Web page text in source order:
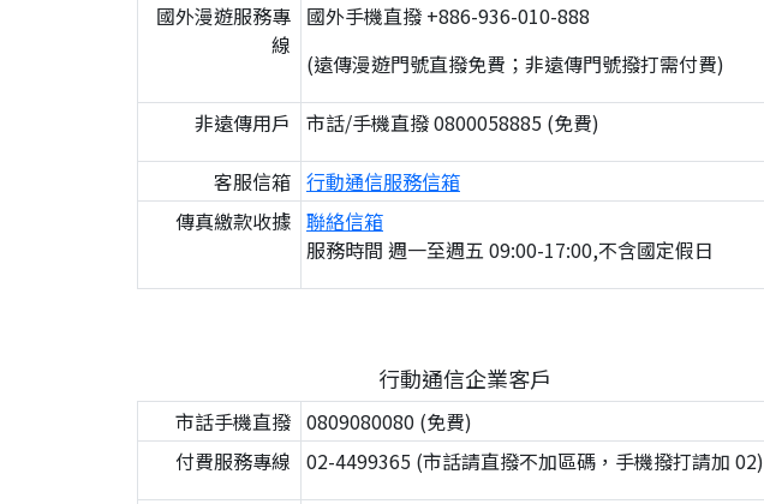
國外漫遊服務專
線
國外手機直撥 +886-936-010-888
(遠傳漫遊門號直撥免費；非遠傳門號撥打需付費)
非遠傳用戶 市話/手機直撥 0800058885 (免費)
客服信箱 行動通信服務信箱
傳真繳款收據 聯絡信箱
服務時間 週一至週五 09:00-17:00,不含國定假日
行動通信企業客戶
市話手機直撥 0809080080 (免費)
付費服務專線 02-4499365 (市話請直撥不加區碼，手機撥打請加 02)